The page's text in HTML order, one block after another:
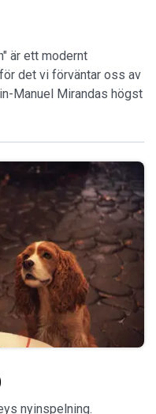
är ett modernt
det vi förväntar oss av
Manuel Mirandas högst
nyinspelning.